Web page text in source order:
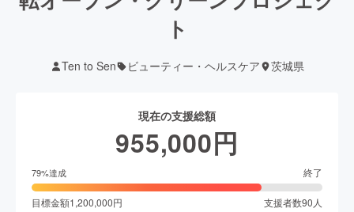
ト
Ten to Sen ビューティー・ヘルスケア 茨城県
現在の支援総額
955,000円
79%達成 終了
目標金額1,200,000円 支援者数90 人